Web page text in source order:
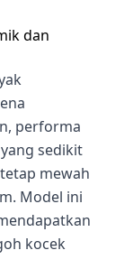
dan
performa
sedikit
mewah
Model ini
kocek